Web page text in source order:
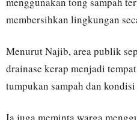
membersihkan lingkungan
Menurut Najib, area publik
drainase kerap menjadi
tumpukan sampah dan